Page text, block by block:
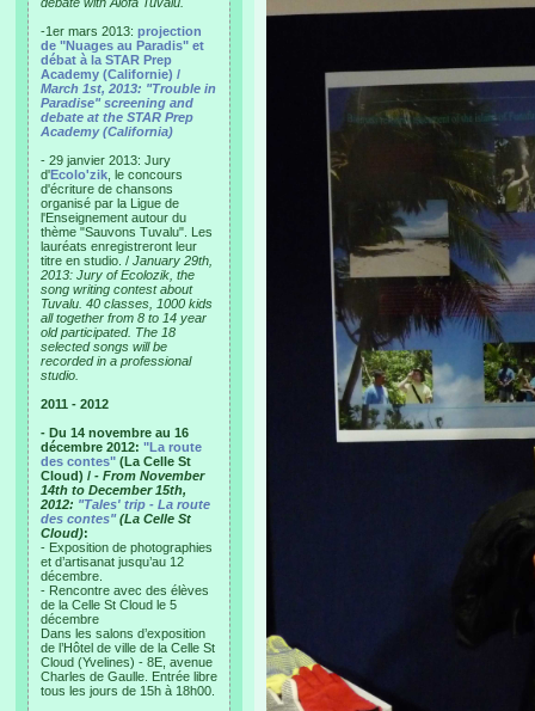
-1er mars 2013: projection
de "Nuages au Paradis" et
débat à la STAR Prep
Academy (Californie) /
March 1st, 2013: "Trouble in
Paradise" screening and
debate at the STAR Prep
Academy (California)
- 29 janvier 2013: Jury
d'Ecolo'zik , le concours
d'écriture de chansons
organisé par la Ligue de
l'Enseignement autour du
thème "Sauvons Tuvalu". Les
lauréats enregistreront leur
titre en studio. / January 29th,
2013: Jury of Ecolozik, the
song writing contest about
Tuvalu. 40 classes, 1000 kids
all together from 8 to 14 year
old participated. The 18
selected songs will be
recorded in a professional
studio.
2011 - 2012
- Du 14 novembre au 16
décembre 2012: "La route
des contes" (La Celle St
Cloud) / - From November
14th to December 15th,
2012: "Tales' trip - La route
des contes"(La Celle St
Cloud):
- Exposition de photographies
et d’artisanat jusqu’au 12
décembre.
- Rencontre avec des élèves
de la Celle St Cloud le 5
décembre
Dans les salons d’exposition
de l’Hôtel de ville de la Celle St
Cloud (Yvelines) - 8E, avenue
Charles de Gaulle. Entrée libre
tous les jours de 15h à 18h00.